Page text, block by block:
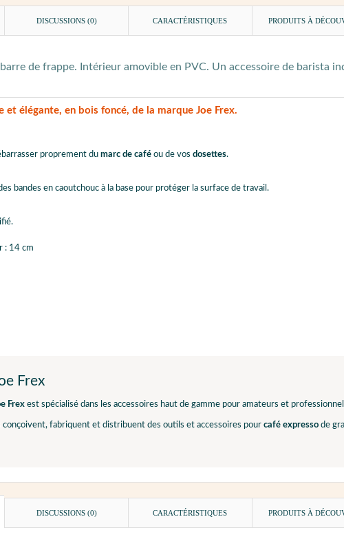
DISCUSSIONS (0) CARACTÉRISTIQUES PRODUITS À
de frappe. Intérieur amovible en PVC. Un accessoire de barista
et élégante, en bois foncé, de la marque Joe Frex.
proprement du marc de café ou de vos dosettes.
bandes en caoutchouc à la base pour protéger la surface de travail.
: 14 cm
Frex
Frex est spécialisé dans les accessoires haut de gamme pour amateurs et
conçoivent, fabriquent et distribuent des outils et accessoires pour café expresso de
DISCUSSIONS (0) CARACTÉRISTIQUES PRODUITS À